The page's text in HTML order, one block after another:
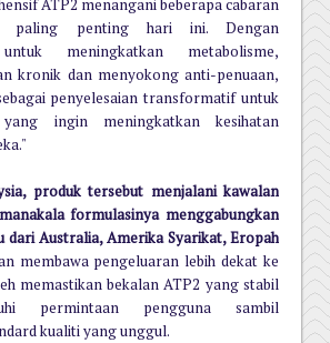
ATP2 menangani beberapa cabaran
paling penting hari ini. Dengan
meningkatkan metabolisme,
kronik dan menyokong anti-penuaan,
penyelesaian transformatif untuk
ingin meningkatkan kesihatan
produk tersebut menjalani kawalan
formulasinya menggabungkan
Australia, Amerika Syarikat, Eropah
membawa pengeluaran lebih dekat ke
memastikan bekalan ATP2 yang stabil
permintaan pengguna sambil
kualiti yang unggul.